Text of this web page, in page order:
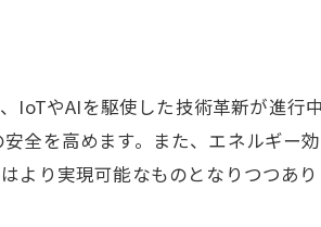
IoTやAIを駆使した技術革新が進行
全を高めます。また、エネルギー
り実現可能なものとなりつつあり